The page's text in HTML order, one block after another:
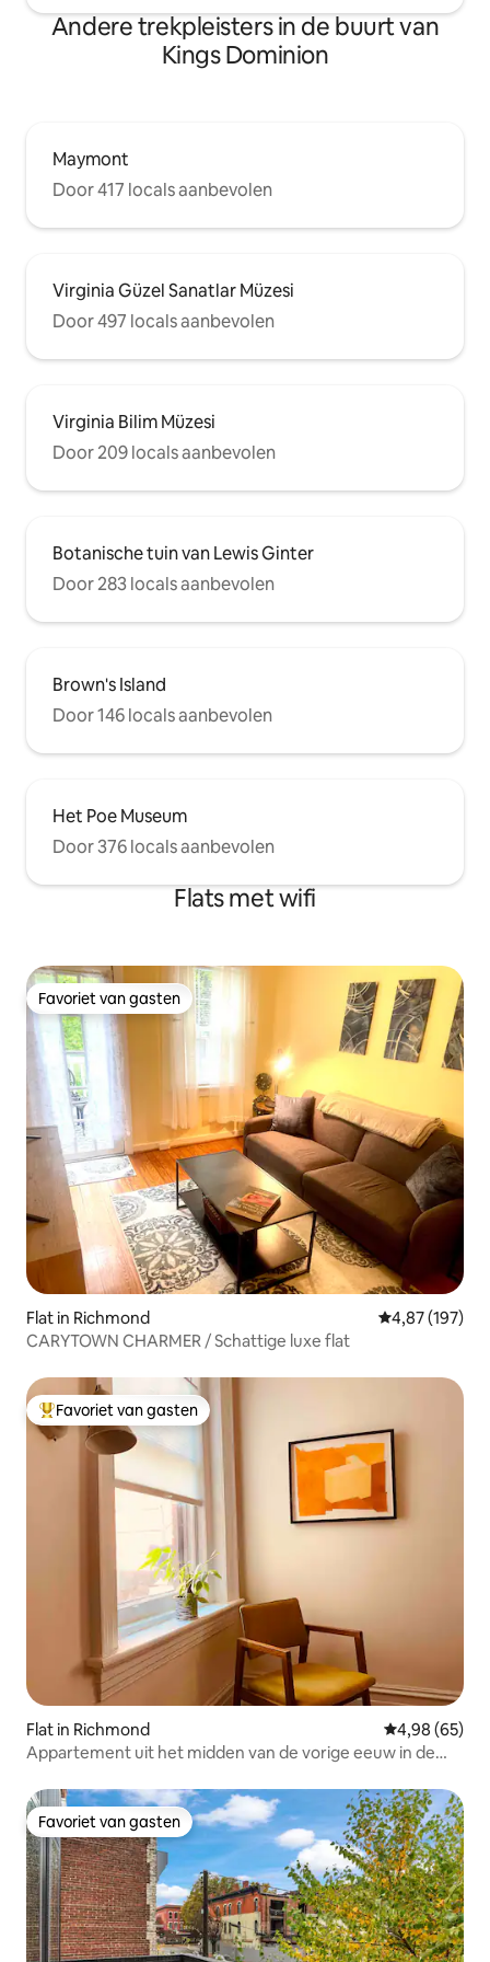
Andere trekpleisters in de buurt van
Kings Dominion
Maymont
Door 417 locals aanbevolen
Virginia Güzel Sanatlar Müzesi
Door 497 locals aanbevolen
Virginia Bilim Müzesi
Door 209 locals aanbevolen
Botanische tuin van Lewis Ginter
Door 283 locals aanbevolen
Brown's Island
Door 146 locals aanbevolen
Het Poe Museum
Door 376 locals aanbevolen
Flats met wifi
Favoriet van gasten
Favoriet van gasten
Flat in Richmond Gemiddelde
4,87 (197)
CARYTOWN CHARMER / Schattige luxe flat
Topfavoriet van gasten
Favoriet van gasten
Flat in Richmond Gemiddelde
4,98 (65)
Appartement uit het midden van de vorige eeuw in de
Favoriet van gasten
Favoriet van gasten